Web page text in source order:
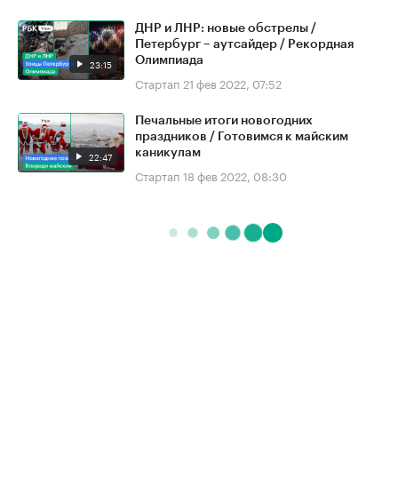
23:15
ДНР и ЛНР: новые обстрелы /
Петербург – аутсайдер / Рекордная
Олимпиада
Стартап 21 фев 2022, 07:52
22:47
Печальные итоги новогодних
праздников / Готовимся к майским
каникулам
Стартап 18 фев 2022, 08:30